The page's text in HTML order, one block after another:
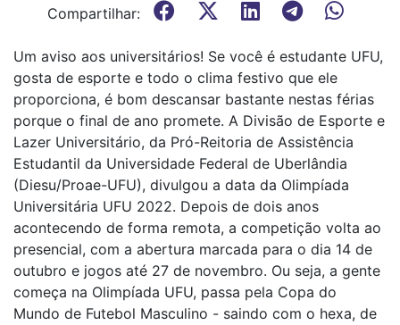
Compartilhar:
Um aviso aos universitários! Se você é estudante UFU,
gosta de esporte e todo o clima festivo que ele
proporciona, é bom descansar bastante nestas férias
porque o final de ano promete. A Divisão de Esporte e
Lazer Universitário, da Pró-Reitoria de Assistência
Estudantil da Universidade Federal de Uberlândia
(Diesu/Proae-UFU), divulgou a data da Olimpíada
Universitária UFU 2022. Depois de dois anos
acontecendo de forma remota, a competição volta ao
presencial, com a abertura marcada para o dia 14 de
outubro e jogos até 27 de novembro. Ou seja, a gente
começa na Olimpíada UFU, passa pela Copa do
Mundo de Futebol Masculino - saindo com o hexa, de